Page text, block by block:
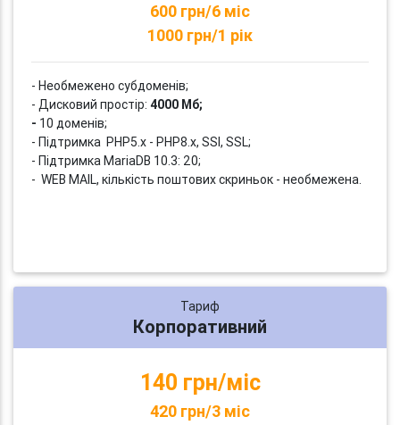
600 грн/6 міс
1000 грн/1 рік
- Необмежено субдоменів;
- Дисковий простір: 4000 Мб;
- 10 доменів;
- Підтримка PHP5.x - PHP8.x, SSI, SSL;
- Підтримка MariaDB 10.3: 20;
- WEB MAIL, кількість поштових скриньок - необмежена.
Тариф
Корпоративний
140 грн/міс
420 грн/3 міс